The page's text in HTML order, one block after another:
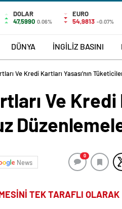
DOLAR
47,5990 0.06%
EURO
54,9813 -0.07%
DÜNYA İNGİLİZ BASINI
Ve Kredi Kartları Yasası’nın
Ve
News
0
TEK TARAFLI